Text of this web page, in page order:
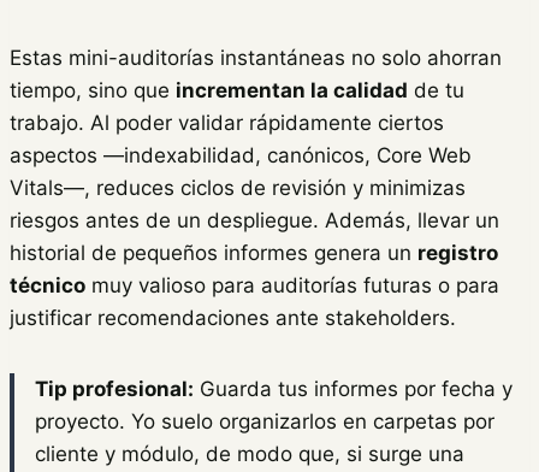
Estas mini-auditorías instantáneas no solo ahorran
tiempo, sino que incrementan la calidad de tu
trabajo. Al poder validar rápidamente ciertos
aspectos —indexabilidad, canónicos, Core Web
Vitals—, reduces ciclos de revisión y minimizas
riesgos antes de un despliegue. Además, llevar un
historial de pequeños informes genera un registro
técnico muy valioso para auditorías futuras o para
justificar recomendaciones ante stakeholders.
Tip profesional: Guarda tus informes por fecha y
proyecto. Yo suelo organizarlos en carpetas por
cliente y módulo, de modo que, si surge una